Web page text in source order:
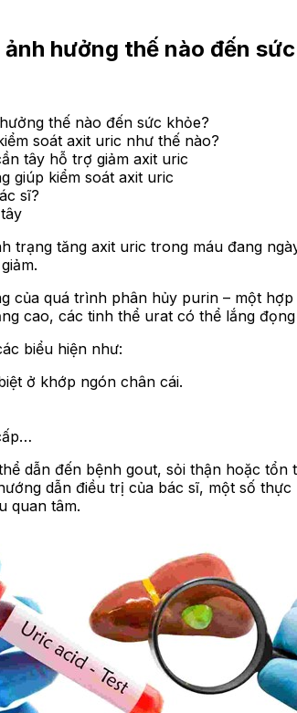
hưởng thế nào đến
thế nào đến sức khỏe?
soát axit uric như thế nào?
tây hỗ trợ giảm axit uric
giúp kiểm soát axit uric
sĩ?
trạng tăng axit uric trong máu đang
của quá trình phân hủy purin – một
cao, các tinh thể urat có thể lắng
biểu hiện như:
ở khớp ngón chân cái.
dẫn đến bệnh gout, sỏi thận hoặc
dẫn điều trị của bác sĩ, một số
quan tâm.